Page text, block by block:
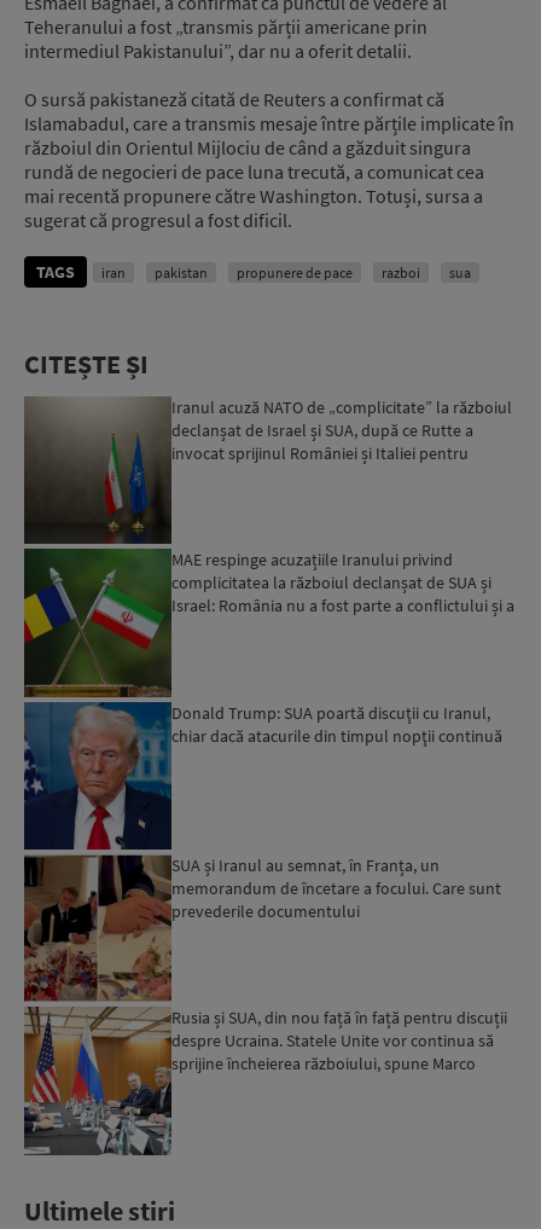
Teheranului a fost „transmis părții americane prin
intermediul Pakistanului”, dar nu a oferit detalii.
O sursă pakistaneză citată de Reuters a confirmat că
Islamabadul, care a transmis mesaje între părțile implicate în
războiul din Orientul Mijlociu de când a găzduit singura
rundă de negocieri de pace luna trecută, a comunicat cea
mai recentă propunere către Washington. Totuși, sursa a
sugerat că progresul a fost dificil.
TAGS iran pakistan propunere de pace razboi sua
CITEȘTE ȘI
Iranul acuză NATO de „complicitate” la războiul
declanșat de Israel și SUA, după ce Rutte a
invocat sprijinul României și Italiei pentru
MAE respinge acuzațiile Iranului privind
complicitatea la războiul declanșat de SUA și
Israel: România nu a fost parte a conflictului și a
Donald Trump: SUA poartă discuţii cu Iranul,
chiar dacă atacurile din timpul nopţii continuă
SUA și Iranul au semnat, în Franța, un
memorandum de încetare a focului. Care sunt
prevederile documentului
Rusia și SUA, din nou față în față pentru discuții
despre Ucraina. Statele Unite vor continua să
sprijine încheierea războiului, spune Marco
Ultimele stiri